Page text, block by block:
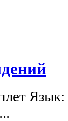
Язык: